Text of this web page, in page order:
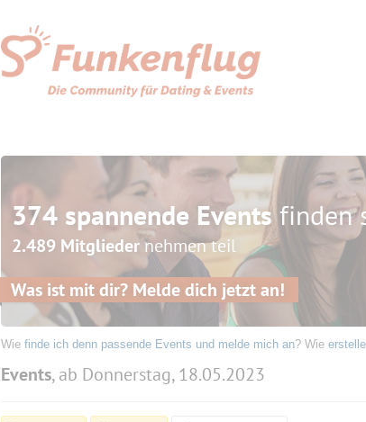
374 spannende Eventsfinden
2.489 Mitgliedernehmen teil
Was ist mit dir? Melde dich jetzt an!
Wie finde ich denn passende Events und melde mich an? Wie
Events, ab Donnerstag, 18.05.2023